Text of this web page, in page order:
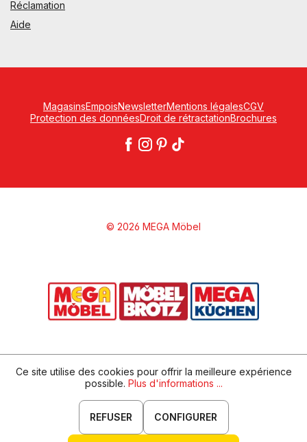
Réclamation
Aide
MagasinsEmpoisNewsletterMentions légalesCGV
Protection des donnéesDroit de rétractationBrochures
© 2026 MEGA Möbel
Ce site utilise des cookies pour offrir la meilleure expérience
possible. Plus d'informations ...
REFUSER CONFIGURER